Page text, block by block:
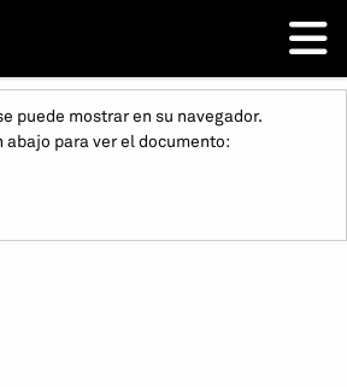
puede mostrar en su navegador.
abajo para ver el documento: